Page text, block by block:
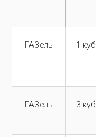
ГАЗель 1 куб.
ГАЗель 3 куб.